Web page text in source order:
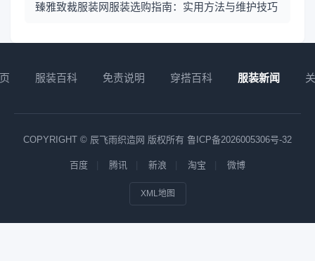
臻雅致裁服装网服装选购指南：实用方法与维护技巧
服装百科 免责说明 穿搭百科 服装新闻
COPYRIGHT © 辰飞雨织造网 版权所有 鲁ICP备2026005306号-32
百度 腾讯 新浪 淘宝 微博
XML地图